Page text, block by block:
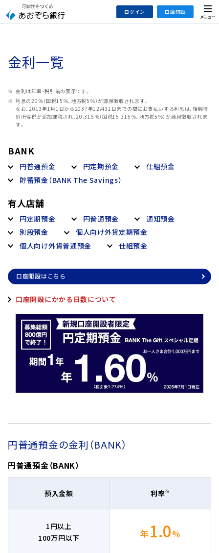
文
ログイン
法人のお客さまはこちら
デビット専用WEB
あおぞら投信インターネットトレード
大和証券Webサービス
口座開設
あおぞら銀行 投資信託口座・NISA口座開設
メ
ニ
金利一覧
金利は年率・税引前の表示です。
利息の20％（国税15％、地方税5％）が源泉徴収されます。
なお、2013年1月1日から2037年12月31日までの間にお支払いする利息は、復興特
別所得税が追加課税され、20.315％（国税15.315％、地方税5％）が源泉徴収されま
す。
BANK
円普通預金 円定期預金
仕組預金
貯蓄預金（BANK The Savings）
有人店舗
円定期預金 円普通預金
通知預金
別段預金
個人向け外貨定期預金
個人向け外貨普通預金
仕組預金
口座開設はこちら
口座開設にかかる日数について
円普通預金の金利（BANK）
円普通預金（BANK）
預入金額 利率※
1円以上
100万円以下
年1.0%